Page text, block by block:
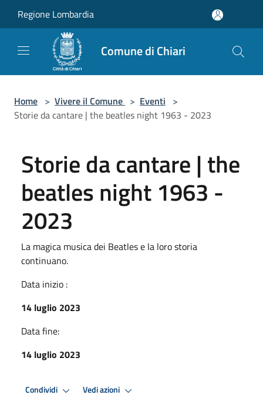
Regione Lombardia
Comune di Chiari
Home > Vivere il Comune > Eventi >
Storie da cantare | the beatles night 1963 - 2023
Storie da cantare | the
beatles night 1963 -
2023
La magica musica dei Beatles e la loro storia
continuano.
Data inizio :
14 luglio 2023
Data fine:
14 luglio 2023
Condividi Vedi azioni